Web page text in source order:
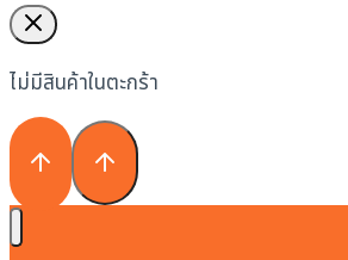
ไม่มีสินค้าในตะกร้า